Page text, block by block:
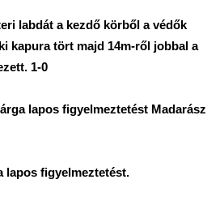
labdát a kezdő körből a védők
kapura tört majd 14m-ről jobbal a
1-0
lapos figyelmeztetést Madarász
lapos figyelmeztetést.